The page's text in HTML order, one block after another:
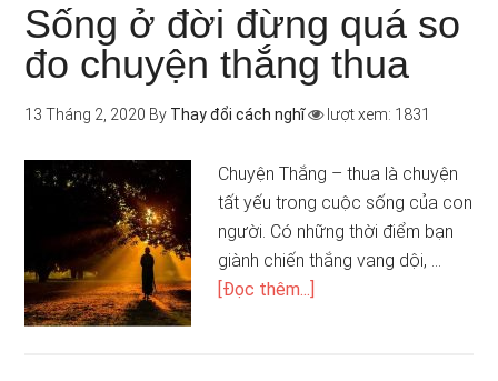
Sống ở đời đừng quá so
đo chuyện thắng thua
13 Tháng 2, 2020 By Thay đổi cách nghĩ lượt xem: 1831
Chuyện Thắng – thua là chuyện
tất yếu trong cuộc sống của con
người. Có những thời điểm bạn
giành chiến thắng vang dội, …
[Đọc thêm...]